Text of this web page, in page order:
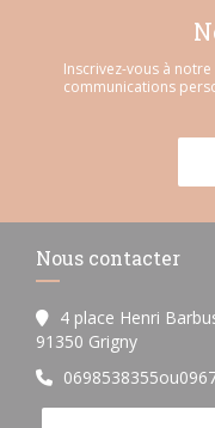
Inscrivez-vous à
communications
Nous contacter
4 place Henri
91350 Grigny((ouvre